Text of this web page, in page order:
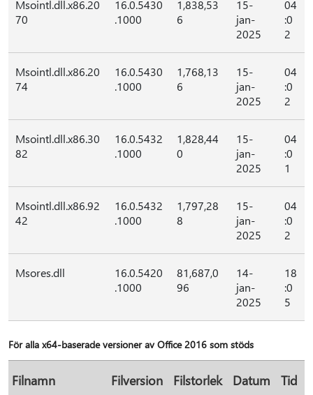
Msointl.dll.x86.20
70
16.0.5430
.1000
1,838,53
6
15-
jan-
2025
04
:0
2
Msointl.dll.x86.20
74
16.0.5430
.1000
1,768,13
6
15-
jan-
2025
04
:0
2
Msointl.dll.x86.30
82
16.0.5432
.1000
1,828,44
0
15-
jan-
2025
04
:0
1
Msointl.dll.x86.92
42
16.0.5432
.1000
1,797,28
8
15-
jan-
2025
04
:0
2
Msores.dll
16.0.5420
.1000
81,687,0
96
14-
jan-
2025
18
:0
5
För alla x64-baserade versioner av Office 2016 som stöds
Filnamn Filversion Filstorlek Datum Tid